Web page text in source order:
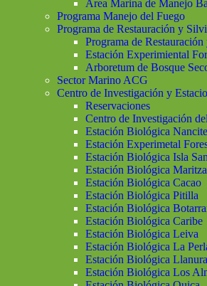
Area Marina de Manejo
Programa Manejo del Fuego
Programa de Restauración y
Programa de
Estación Experimiental
Arboretum de Bosque
Sector Marino ACG
Centro de Investigación y
Reservaciones
Centro de Investigación
Estación Biológica Nancite
Estación Experimetal
Estación Biológica Isla
Estación Biológica Maritza
Estación Biológica Cacao
Estación Biológica Pitilla
Estación Biológica
Estación Biológica Caribe
Estación Biológica Leiva
Estación Biológica La
Estación Biológica Llanura
Estación Biológica Los